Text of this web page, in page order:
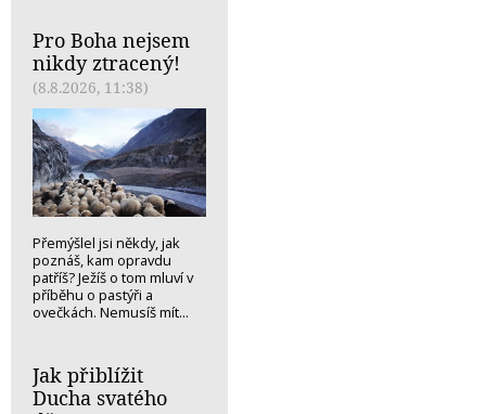
Pro Boha nejsem
nikdy ztracený!
(8.8.2026, 11:38)
Přemýšlel jsi někdy, jak
poznáš, kam opravdu
patříš? Ježíš o tom mluví v
příběhu o pastýři a
ovečkách. Nemusíš mít...
Jak přiblížit
Ducha svatého